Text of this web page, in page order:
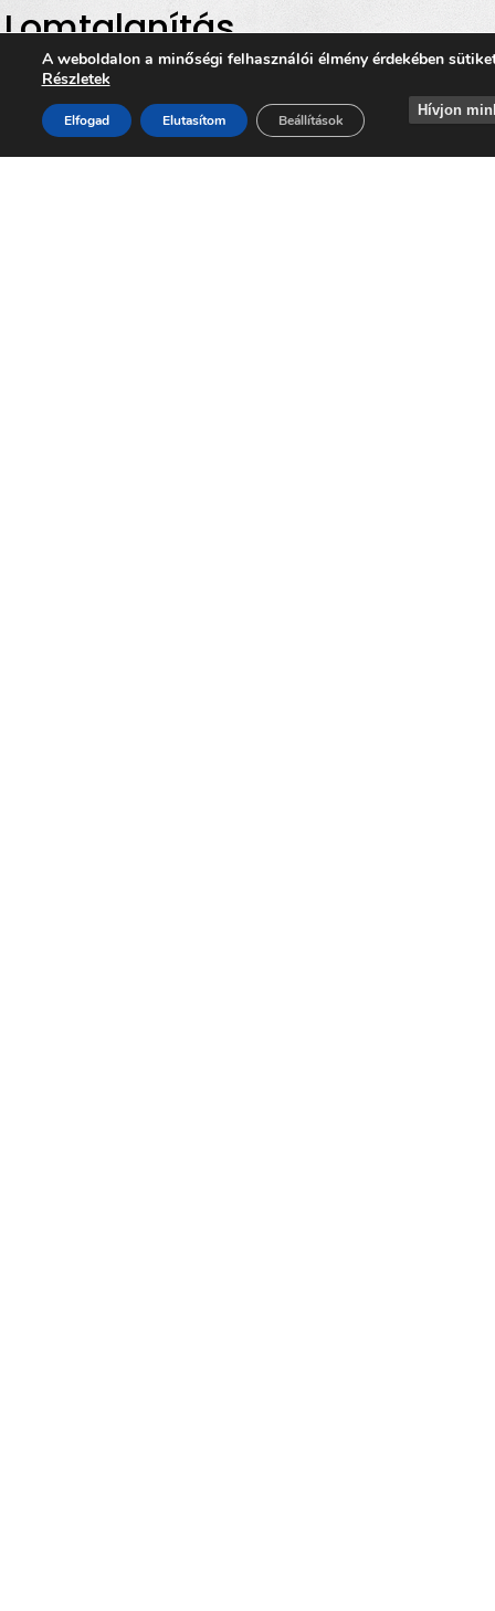
Lomtalanítás
Vindornyaszőlősön–
ideális választás minden
helyzetben
A weboldalon a minőségi felhasználói élmény érdekében
Részletek
Elfogad Elutasítom Beállítások
Hívjon